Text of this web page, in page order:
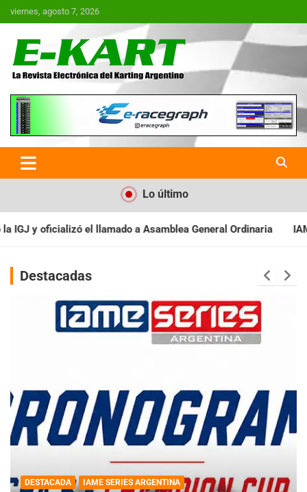
Saltar
al
viernes, agosto 7, 2026
E-Kart.com.ar | La Revista
Electrónica del Karting en
Argentina
Lo último
General Ordinaria IAME SERIES ARGENTINA:
Destacadas
DESTACADA IAME SERIES ARGENTINA